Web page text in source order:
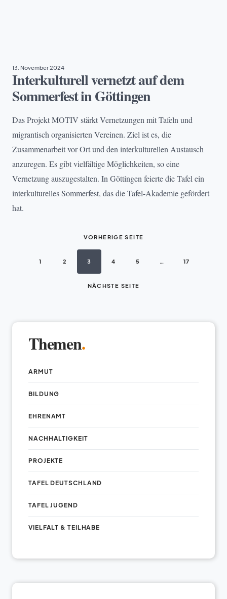
13. November 2024
Interkulturell vernetzt auf dem
Sommerfest in Göttingen
Das Projekt MOTIV stärkt Vernetzungen mit Tafeln und
migrantisch organisierten Vereinen. Ziel ist es, die
Zusammenarbeit vor Ort und den interkulturellen Austausch
anzuregen. Es gibt vielfältige Möglichkeiten, so eine
Vernetzung auszugestalten. In Göttingen feierte die Tafel ein
interkulturelles Sommerfest, das die Tafel-Akademie gefördert
hat.
VORHERIGE SEITE
1 2 3 4 5 … 17
NÄCHSTE SEITE
Themen.
ARMUT
BILDUNG
EHRENAMT
NACHHALTIGKEIT
PROJEKTE
TAFEL DEUTSCHLAND
TAFEL JUGEND
VIELFALT & TEILHABE